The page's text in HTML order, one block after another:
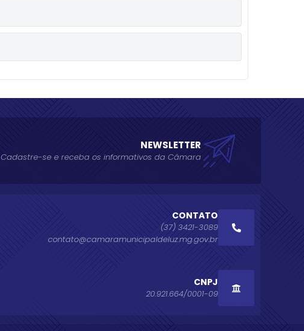
CONTATO
(37) 3421-3089
contato@camaramunicipaldeluz.mg.gov.br
CNPJ
20.921.664/0001-09
NEWSLETTER
Cadastre-se e receba os informativos da Câmara